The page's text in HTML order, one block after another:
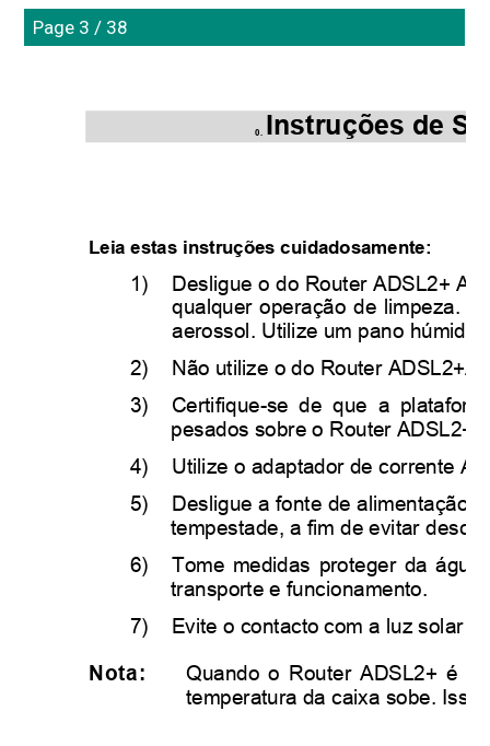
Page 3 / 38
0. Instruções de
Leia estas instruções cuidadosamente:
1)
Desligue o do Router ADSL2+
qualquer operação de limpeza.
aerossol. Utilize um pano húmido.
2)
Não utilize o do Router
3)
Certifique-se de que a
pesados sobre o Router ADSL2+.
4)
Utilize o adaptador de corrente
5)
Desligue a fonte de alimentação
tempestade, a fim de evitar
6)
Tome medidas proteger da
transporte e funcionamento.
7)
Evite o contacto com a luz solar
Nota:
Quando o Router ADSL2+ é
temperatura da caixa sobe. Isso